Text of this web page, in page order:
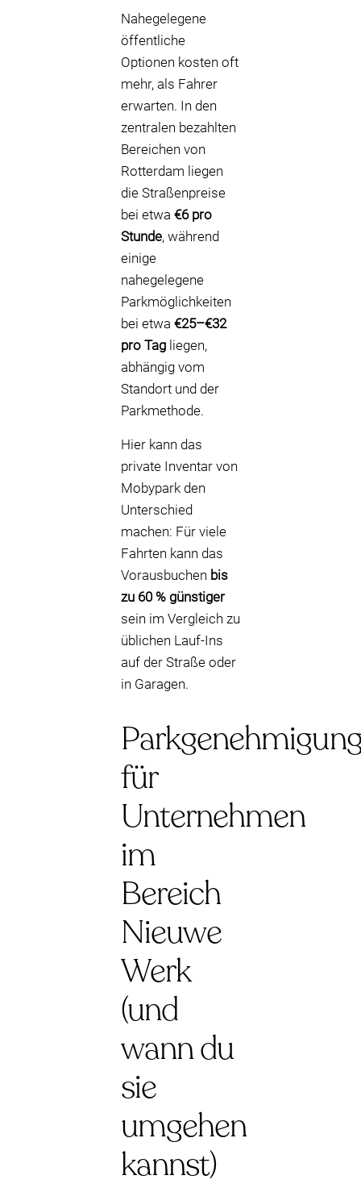
Nahegelegene
öffentliche
Optionen kosten oft
mehr, als Fahrer
erwarten. In den
zentralen bezahlten
Bereichen von
Rotterdam liegen
die Straßenpreise
bei etwa €6 pro
Stunde, während
einige
nahegelegene
Parkmöglichkeiten
bei etwa €25–€32
pro Tag liegen,
abhängig vom
Standort und der
Parkmethode.
Hier kann das
private Inventar von
Mobypark den
Unterschied
machen: Für viele
Fahrten kann das
Vorausbuchen bis
zu 60 % günstiger
sein im Vergleich zu
üblichen Lauf-Ins
auf der Straße oder
in Garagen.
für
Unternehmen
im
Bereich
Nieuwe
Werk
(und
wann du
sie
umgehen
kannst)